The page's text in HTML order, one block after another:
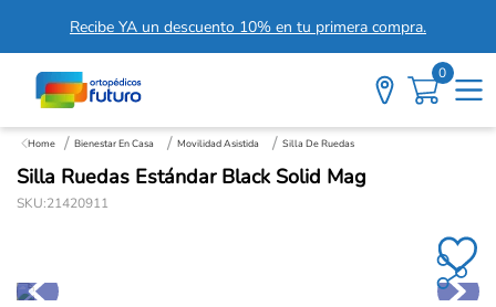
Recibe YA un descuento 10% en tu primera compra.
0
Bienestar En Casa Movilidad Asistida Silla De Ruedas
Silla Ruedas Estándar Black Solid Mag
SKU:21420911